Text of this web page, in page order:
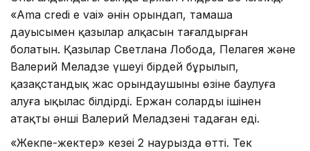
«Ama credi e vai» әнін орындап, тамаша
дауысымен қазылар алқасын таңғалдырған
болатын. Қазылар Светлана Лобода, Пелагея және
Валерий Меладзе үшеуі бірдей бұрылып,
қазақстандық жас орындаушыны өзіне баулуға
алуға ықылас білдірді. Ержан солардың ішінен
атақты әнші Валерий Меладзені таңдаған еді.
«Жекпе-жектер» кезеңі 2 наурызда өтті. Тек